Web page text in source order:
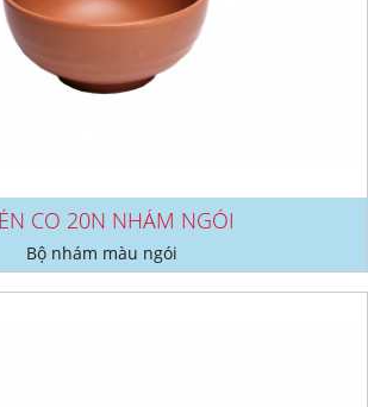
CO 20N NHÁM NGÓI
Bộ nhám màu ngói